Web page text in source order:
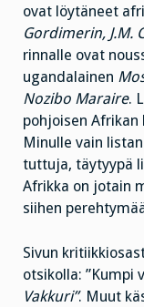
ovat löytäneet
Gordimerin, J.M.
rinnalle ovat
ugandalainen
Nozibo Maraire.
pohjoisen
Minulle vain
tuttuja, täytyypä
Afrikka on jotain
siihen
Sivun
otsikolla: ”Kumpi
Vakkuri”. Muut